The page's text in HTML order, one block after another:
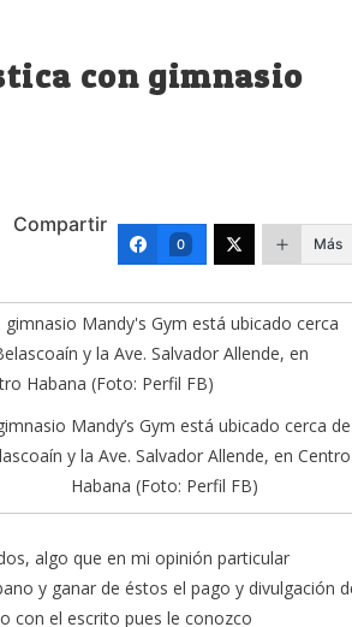
con gimnasio
Compartir
0 Más
Mandy’s Gym está ubicado cerca de
y la Ave. Salvador Allende, en Centro
Habana (Foto: Perfil FB)
algo que en mi opinión particular
y ganar de éstos el pago y divulgación
con el escrito pues le conozco